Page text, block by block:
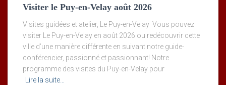
Visiter le Puy-en-Velay août 2026
Visites guidées et atelier, Le Puy-en-Velay Vous pouvez
visiter Le Puy-en-Velay en août 2026 ou redécouvrir cette
ville d’une manière différente en suivant notre guide-
conférencier, passionné et passionnant! Notre
programme des visites du Puy-en-Velay pour
Lire la suite…